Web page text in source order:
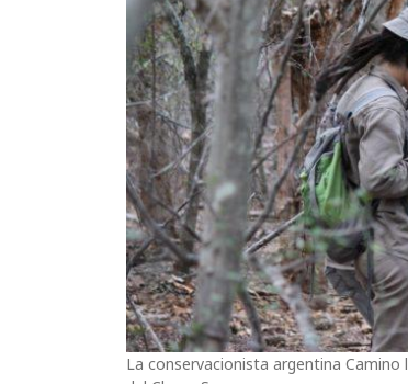
La conservacionista argentina